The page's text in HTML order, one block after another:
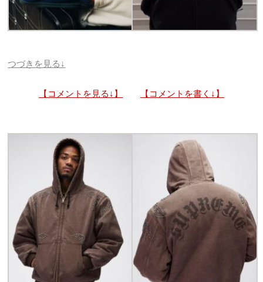
つづきを見る↓
【コメントを見る↓】 【コメントを書く↓】